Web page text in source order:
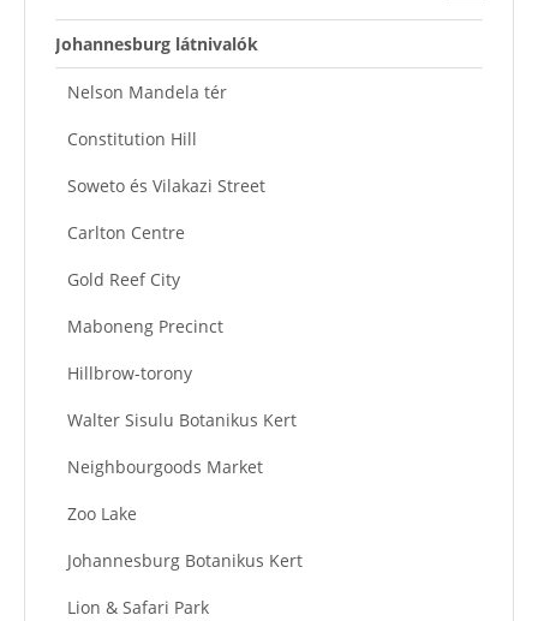
Johannesburg látnivalók
Nelson Mandela tér
Constitution Hill
Soweto és Vilakazi Street
Carlton Centre
Gold Reef City
Maboneng Precinct
Hillbrow-torony
Walter Sisulu Botanikus Kert
Neighbourgoods Market
Zoo Lake
Johannesburg Botanikus Kert
Lion & Safari Park